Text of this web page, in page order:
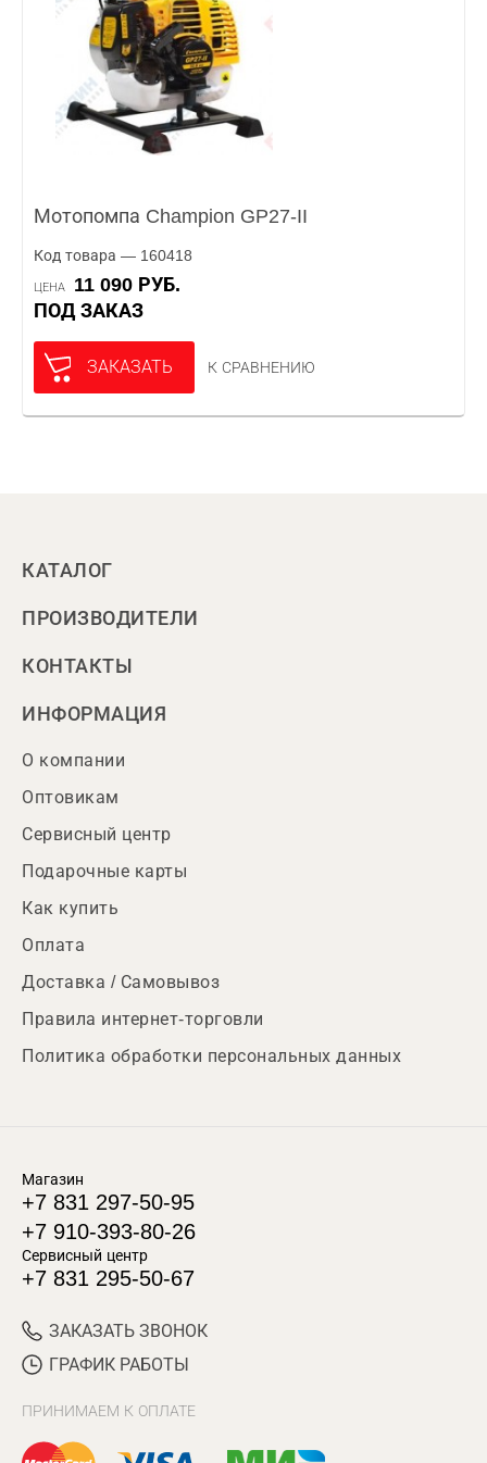
Мотопомпа Champion GP27-II
Код товара — 160418
ЦЕНА
11 090 РУБ.
ПОД ЗАКАЗ
ЗАКАЗАТЬ К СРАВНЕНИЮ
КАТАЛОГ
ПРОИЗВОДИТЕЛИ
КОНТАКТЫ
ИНФОРМАЦИЯ
О компании
Оптовикам
Сервисный центр
Подарочные карты
Как купить
Оплата
Доставка / Самовывоз
Правила интернет-торговли
Политика обработки персональных данных
Магазин
+7 831 297-50-95
+7 910-393-80-26
Сервисный центр
+7 831 295-50-67
ЗАКАЗАТЬ ЗВОНОК
ГРАФИК РАБОТЫ
ПРИНИМАЕМ К ОПЛАТЕ